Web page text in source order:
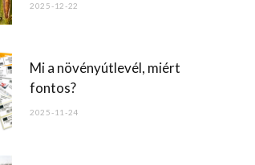
2025-12-22
Mi a növényútlevél, miért
fontos?
2025-11-24